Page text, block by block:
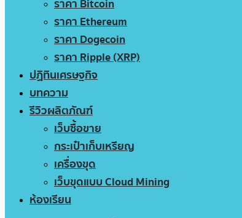
ราคา Bitcoin
ราคา Ethereum
ราคา Dogecoin
ราคา Ripple (XRP)
ปฏิทินเศรษฐกิจ
บทความ
รีวิวผลิตภัณฑ์
เว็บซื้อขาย
กระเป๋าเก็บเหรียญ
เครื่องขุด
เว็บขุดแบบ Cloud Mining
ห้องเรียน